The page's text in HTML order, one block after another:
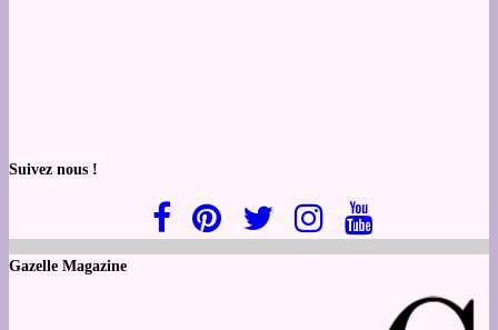
Suivez nous !
Gazelle Magazine